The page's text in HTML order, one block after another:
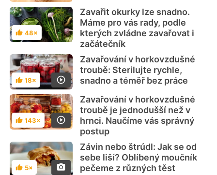
Hodnocení
48×
Zavařit okurky lze snadno.
Máme pro vás rady, podle
kterých zvládne zavařovat i
začátečník
Hodnocení
18×
Zavařování v horkovzdušné
troubě: Sterilujte rychle,
snadno a téměř bez práce
Hodnocení
143×
Zavařování v horkovzdušné
troubě je jednodušší než v
hrnci. Naučíme vás správný
postup
Hodnocení
5×
Závin nebo štrúdl: Jak se od
sebe liší? Oblíbený moučník
pečeme z různých těst